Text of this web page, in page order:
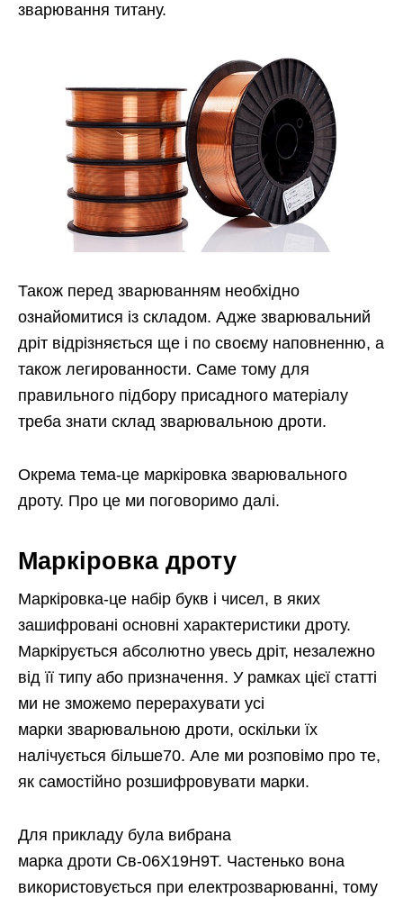
зварювання титану.
Також перед зварюванням необхідно
ознайомитися із складом. Адже зварювальний
дріт відрізняється ще і по своєму наповненню, а
також легированности. Саме тому для
правильного підбору присадного матеріалу
треба знати склад зварювальною дроти.
Окрема тема-це маркіровка зварювального
дроту. Про це ми поговоримо далі.
Маркіровка дроту
Маркіровка-це набір букв і чисел, в яких
зашифровані основні характеристики дроту.
Маркірується абсолютно увесь дріт, незалежно
від її типу або призначення. У рамках цієї статті
ми не зможемо перерахувати усі
марки зварювальною дроти, оскільки їх
налічується більше70. Але ми розповімо про те,
як самостійно розшифровувати марки.
Для прикладу була вибрана
марка дроти Св-06Х19Н9Т. Частенько вона
використовується при електрозварюванні, тому